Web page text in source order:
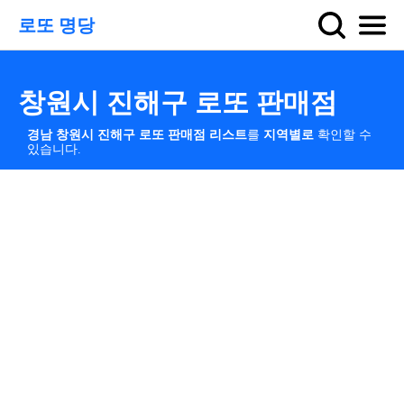
로또 명당
창원시 진해구 로또 판매점
경남 창원시 진해구 로또 판매점 리스트를 지역별로 확인할 수
있습니다.